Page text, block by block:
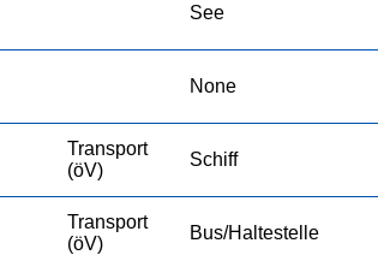
See
None
Transport
(öV)
Schiff
Transport
(öV)
Bus/Haltestelle